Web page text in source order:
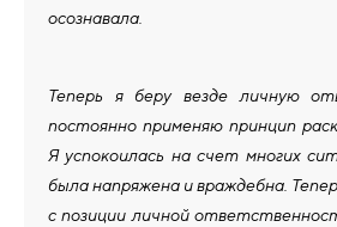
осознавала.
Теперь я беру везде личную
постоянно применяю принцип
Я успокоилась на счет многих
была напряжена и враждебна.
с позиции личной